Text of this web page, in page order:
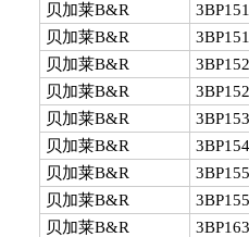
贝加莱B&R
贝加莱B&R
贝加莱B&R
贝加莱B&R
贝加莱B&R
贝加莱B&R
贝加莱B&R
贝加莱B&R
贝加莱B&R